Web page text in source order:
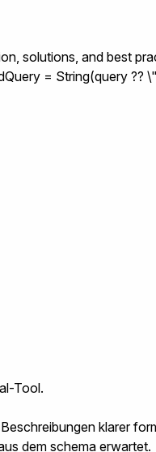
solutions, and best
= String(query ??
Tool.
klarer
demschema erwartet.